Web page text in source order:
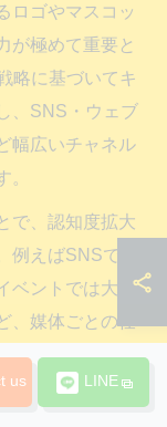
ロゴやマスコッ
が極めて重要と
略に基づいてキ
、SNS・ウェブ
幅広いチャネル
。
で、認知度拡大
例えばSNSでは
ベントでは大型
、媒体ごとの仕
計段階から将来
us LINE